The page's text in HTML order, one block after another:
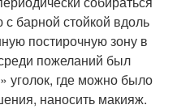
барной стойкой вдоль
постирочную зону в
пожеланий был
уголок, где можно было
наносить макияж.